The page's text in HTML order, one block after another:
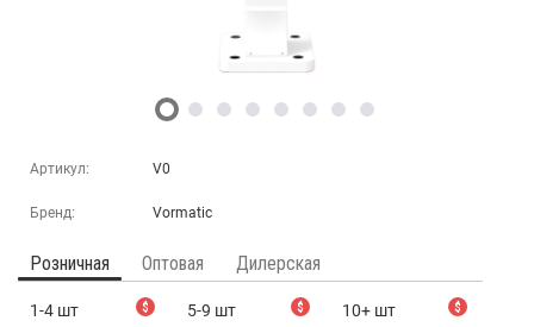
Артикул: V0
Бренд: Vormatic
Розничная Оптовая Дилерская
1-4 шт $ 5-9 шт $ 10+ шт $